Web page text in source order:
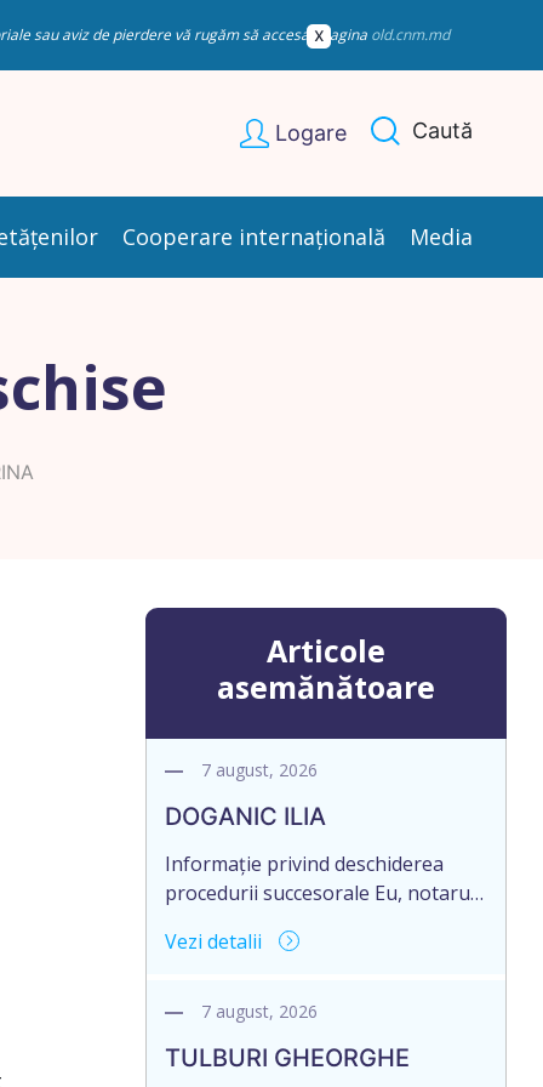
sau aviz de pierdere vă rugăm să accesați pagina old.cnm.md
Logare Caută
Cooperare internațională Media
Articole
asemănătoare
7 august, 2026
DOGANIC ILIA
Informație privind deschiderea
procedurii succesorale Eu, notarul,
246/2018 privind la procedură
persoană care are un interes
procedurii succesorale notariale în
Vezi detalii
7 august, 2026
TULBURI GHEORGHE